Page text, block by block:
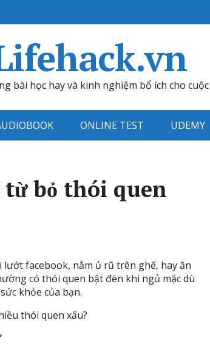
bài học hay và kinh nghiệm bổ ích cho
ONLINE TEST UDEMY
từ bỏ thói quen
facebook, nằm ủ rũ trên ghế, hay ăn
có thói quen bật đèn khi ngủ mặc dù
khỏe của bạn.
thói quen xấu?